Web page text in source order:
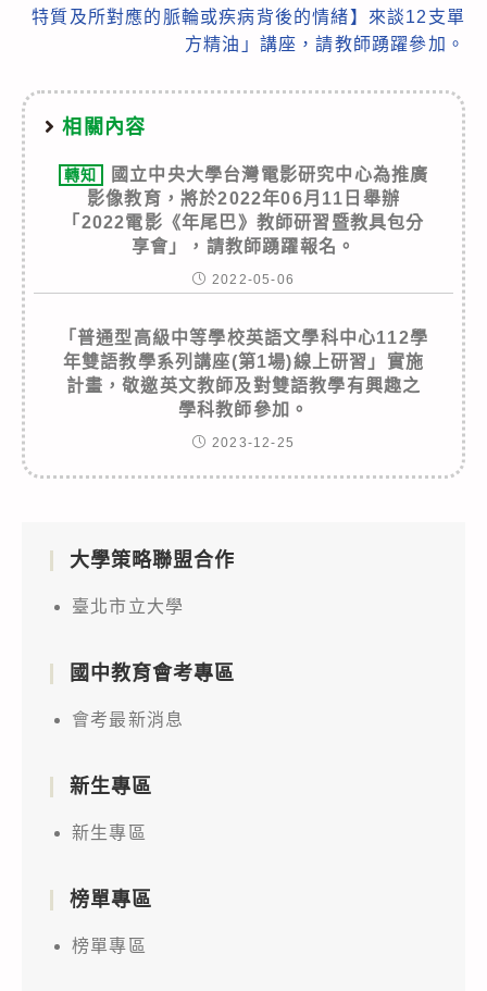
特質及所對應的脈輪或疾病背後的情緒】來談12支單
方精油」講座，請教師踴躍參加。
相關內容
轉知
國立中央大學台灣電影研究中心為推廣
影像教育，將於2022年06月11日舉辦
「2022電影《年尾巴》教師研習暨教具包分
享會」，請教師踴躍報名。
2022-05-06
「普通型高級中等學校英語文學科中心112學
年雙語教學系列講座(第1場)線上研習」實施
計畫，敬邀英文教師及對雙語教學有興趣之
學科教師參加。
2023-12-25
大學策略聯盟合作
臺北市立大學
國中教育會考專區
會考最新消息
新生專區
新生專區
榜單專區
榜單專區